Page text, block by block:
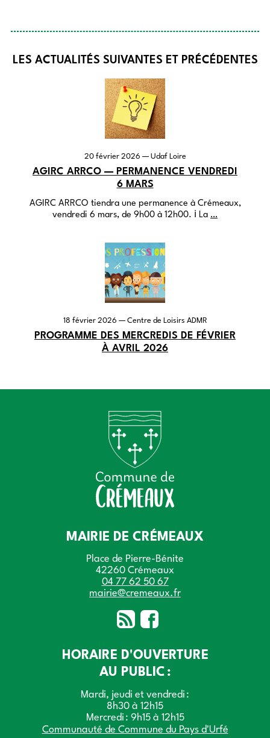
LES ACTUALITÉS SUIVANTES ET PRÉCÉDENTES
20 février 2026 — Udaf Loire
AGIRC ARRCO — PERMANENCE VENDREDI
6 MARS
AGIRC ARRCO tiendra une permanence à Crémeaux,
vendredi 6 mars, de 9h00 à 12h00. ℹ️ La …
18 février 2026 — Centre de Loisirs ADMR
PROGRAMME DES MERCREDIS DE FÉVRIER
À AVRIL 2026
MAIRIE DE CRÉMEAUX
Place de Pierre-Bénite
42260 Crémeaux
04 77 62 50 67
mairie@cremeaux.fr
HORAIRE D'OUVERTURE
AU PUBLIC :
Mardi, jeudi et vendredi :
8h30 à 12h15
Mercredi : 9h15 à 12h15
Communauté de Commune du Pays d'Urfé